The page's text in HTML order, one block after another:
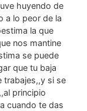
huyendo de
a lo peor de la
la que
nos mantine
se puede
que tu baja
trabajes,,y si se
principio
cuando te das